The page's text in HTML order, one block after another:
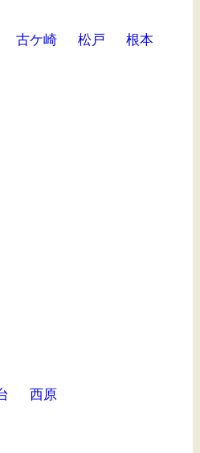
古ケ崎 松戸 根本
西原